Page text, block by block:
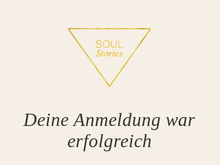
Deine Anmeldung war
erfolgreich